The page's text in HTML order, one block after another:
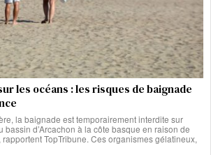
les océans : les risques de baignade
la baignade est temporairement interdite sur
d’Arcachon à la côte basque en raison de
TopTribune. Ces organismes gélatineux,